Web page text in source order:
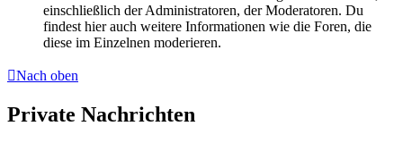
einschließlich der Administratoren, der Moderatoren. Du
findest hier auch weitere Informationen wie die Foren, die
diese im Einzelnen moderieren.
Nach oben
Private Nachrichten